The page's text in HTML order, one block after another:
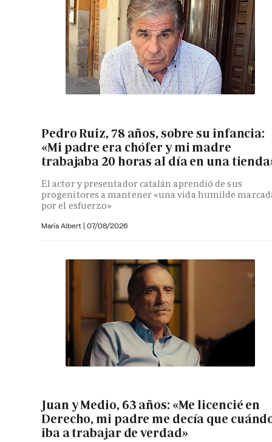
Pedro Ruiz, 78 años, sobre su infancia:
«Mi padre era chófer y mi madre
trabajaba 20 horas al día en una
El actor y presentador catalán aprendió de sus
progenitores a mantener «una vida humilde
por el esfuerzo»
María Albert | 07/08/2026
Juan y Medio, 63 años: «Me licencié en
Derecho, mi padre me decía que
iba a trabajar de verdad»